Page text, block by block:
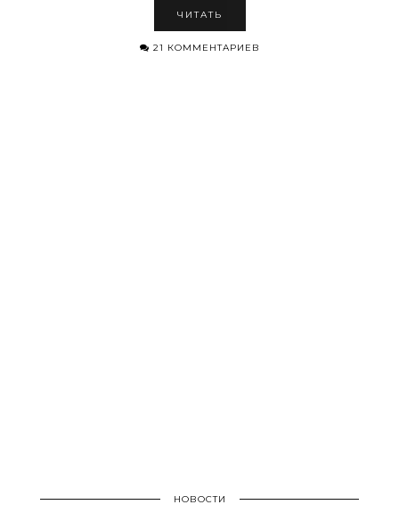
ЧИТАТЬ
21 КОММЕНТАРИЕВ
НОВОСТИ